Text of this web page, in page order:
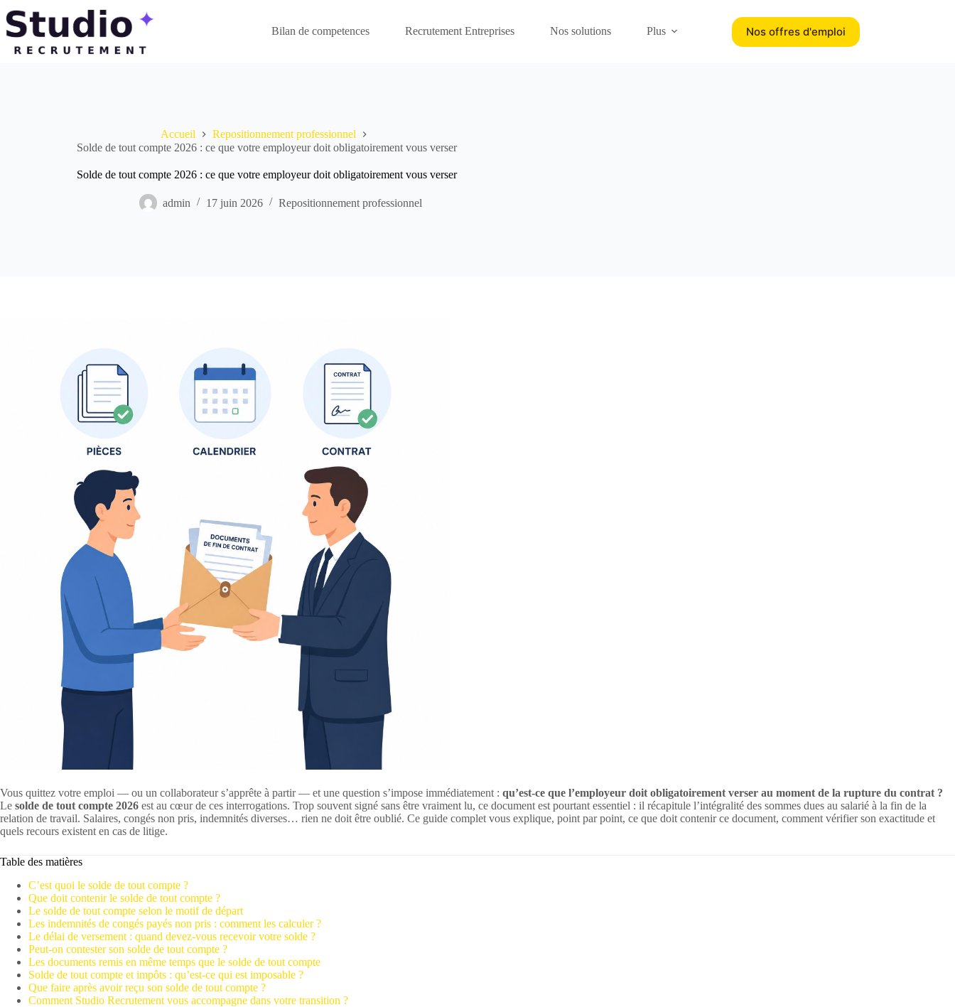
au
contenu
Bilan de competences Recrutement Entreprises Nos solutions Plus Nos offres d'emploi
Accueil
Repositionnement professionnel
Solde de tout compte 2026 : ce que votre employeur doit obligatoirement vous verser
Solde de tout compte 2026 : ce que votre employeur doit obligatoirement vous verser
admin 17 juin 2026 Repositionnement professionnel
Vous quittez votre emploi — ou un collaborateur s’apprête à partir — et une question s’impose immédiatement : qu’est-ce que l’employeur doit obligatoirement verser au moment de la rupture du contrat ?
Le solde de tout compte 2026 est au cœur de ces interrogations. Trop souvent signé sans être vraiment lu, ce document est pourtant essentiel : il récapitule l’intégralité des sommes dues au salarié à la fin de la
relation de travail. Salaires, congés non pris, indemnités diverses… rien ne doit être oublié. Ce guide complet vous explique, point par point, ce que doit contenir ce document, comment vérifier son exactitude et
quels recours existent en cas de litige.
Table des matières
C’est quoi le solde de tout compte ?
Que doit contenir le solde de tout compte ?
Le solde de tout compte selon le motif de départ
Les indemnités de congés payés non pris : comment les calculer ?
Le délai de versement : quand devez-vous recevoir votre solde ?
Peut-on contester son solde de tout compte ?
Les documents remis en même temps que le solde de tout compte
Solde de tout compte et impôts : qu’est-ce qui est imposable ?
Que faire après avoir reçu son solde de tout compte ?
Comment Studio Recrutement vous accompagne dans votre transition ?